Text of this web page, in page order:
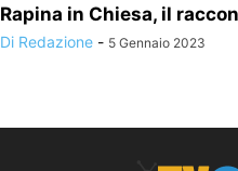
Rapina in Chiesa, il
Di Redazione - 5 Gennaio 2023